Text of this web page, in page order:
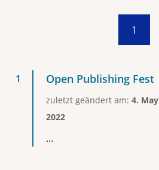
1
Open Publishing Fest
zuletzt geändert am: 4. May
2022
...